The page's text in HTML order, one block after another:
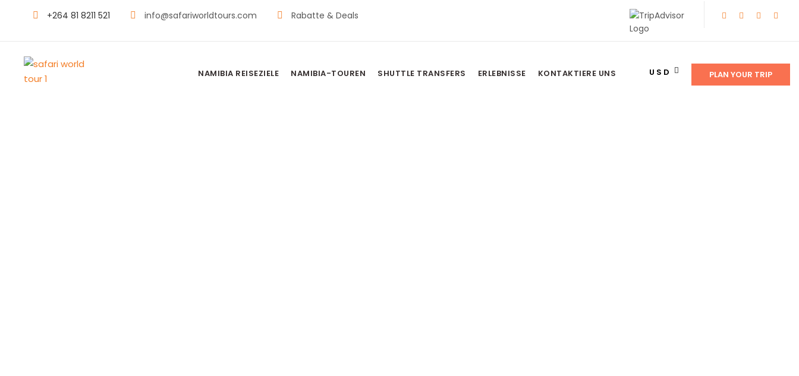
+264 81 8211 521 info@safariworldtours.com Rabatte & Deals
NAMIBIA REISEZIELE NAMIBIA-TOUREN SHUTTLE TRANSFERS ERLEBNISSE KONTAKTIERE UNS USD PLAN YOUR TRIP